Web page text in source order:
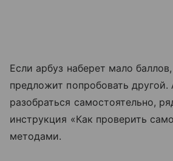
Если арбуз наберет мало
предложит попробовать другой.
разобраться самостоятельно,
инструкция «Как проверить
методами.